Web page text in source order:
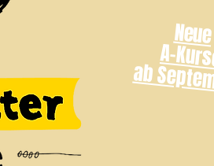
Neue
A-
ab